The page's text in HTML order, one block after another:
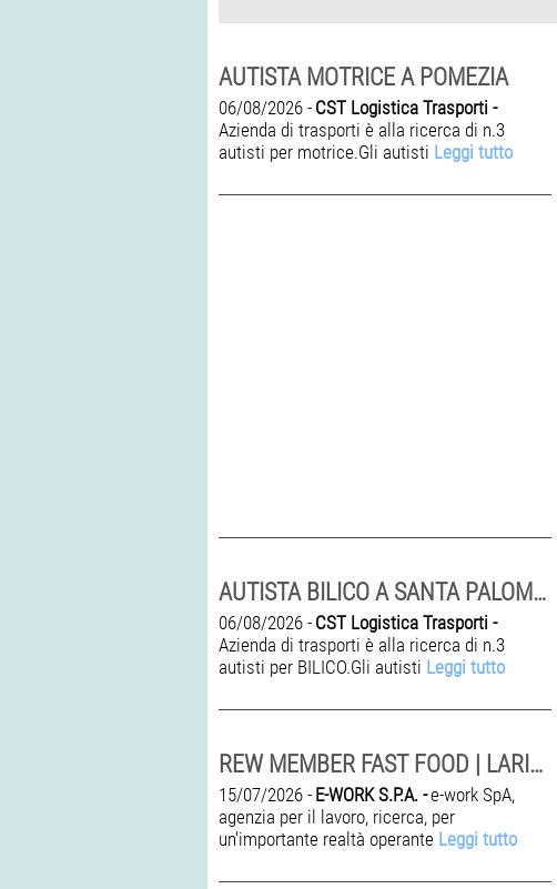
AUTISTA MOTRICE A POMEZIA
06/08/2026 - CST Logistica Trasporti -
Azienda di trasporti è alla ricerca di n.3
autisti per motrice.Gli autisti Leggi tutto
AUTISTA BILICO A SANTA PALOMBA
06/08/2026 - CST Logistica Trasporti -
Azienda di trasporti è alla ricerca di n.3
autisti per BILICO.Gli autisti Leggi tutto
REW MEMBER FAST FOOD | LARIANO (RM)
15/07/2026 - E-WORK S.P.A. -e-work SpA,
agenzia per il lavoro, ricerca, per
un'importante realtà operante Leggi tutto